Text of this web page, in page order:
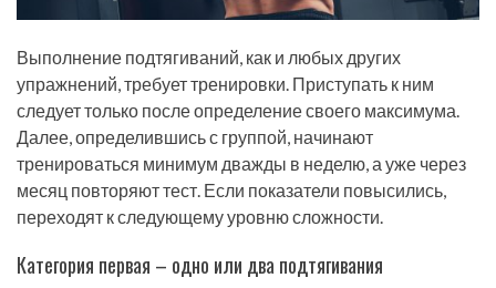
Выполнение подтягиваний, как и любых других
упражнений, требует тренировки. Приступать к ним
следует только после определение своего максимума.
Далее, определившись с группой, начинают
тренироваться минимум дважды в неделю, а уже через
месяц повторяют тест. Если показатели повысились,
переходят к следующему уровню сложности.
Категория первая – одно или два подтягивания